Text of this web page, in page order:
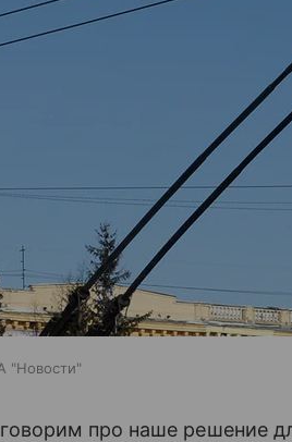
"Новости"
про наше решение